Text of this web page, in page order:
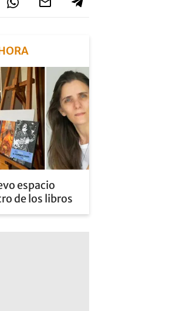
espacio
de los libros